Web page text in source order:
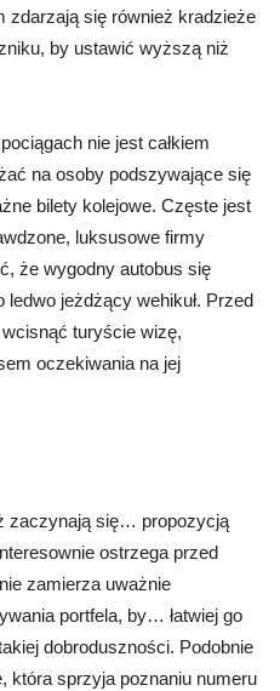
zdarzają się również kradzieże
by ustawić wyższą niż
nie jest całkiem
na osoby podszywające się
bilety kolejowe. Częste jest
luksusowe firmy
że wygodny autobus się
ledwo jeżdżący wehikuł. Przed
turyście wizę,
oczekiwania na jej
zaczynają się… propozycją
ostrzega przed
zamierza uważnie
portfela, by… łatwiej go
dobroduszności. Podobnie
która sprzyja poznaniu numeru